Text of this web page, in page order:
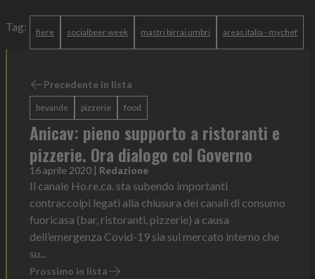
Tag: fiere socialbeer week mastri birrai umbri areas italia - mychef
Precedente in lista
bevande pizzerie food
Anicav: pieno supporto a ristoranti e
pizzerie. Ora dialogo col Governo
16 aprile 2020 | Redazione
Il canale Ho.re.ca. sta subendo importanti
contraccolpi legati alla chiusura dei canali di consumo
fuoricasa (bar, ristoranti, pizzerie) a causa
dell’emergenza Covid-19 sia sul mercato interno che
su...
Prossimo in lista